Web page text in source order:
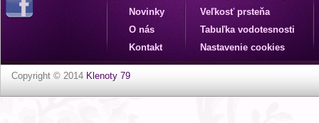
Novinky
O nás
Kontakt
Veľkosť prsteňa
Tabuľka vodotesnosti
Nastavenie cookies
Copyright © 2014 Klenoty 79